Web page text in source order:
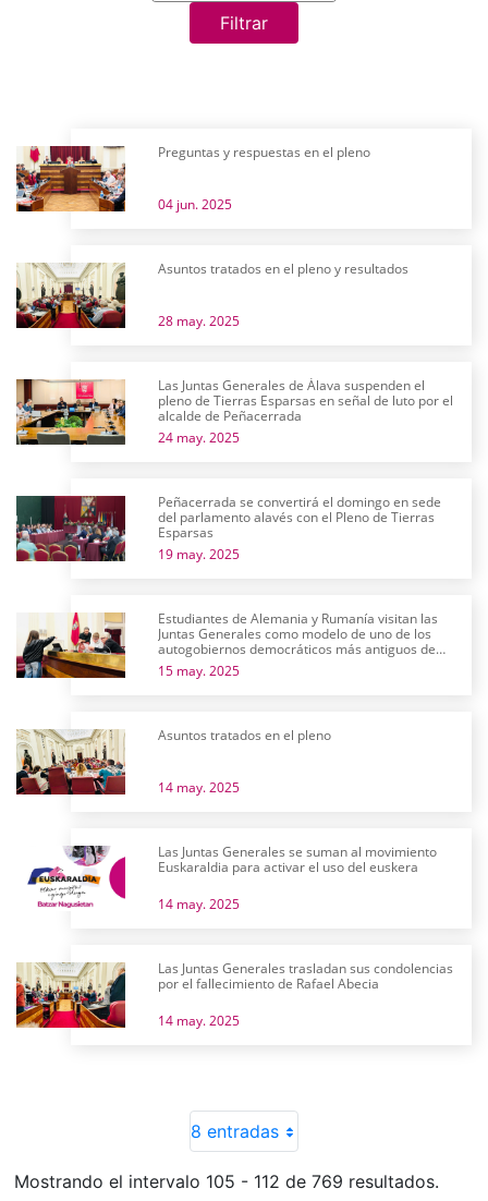
Filtrar
Preguntas y respuestas en el pleno
04 jun. 2025
Asuntos tratados en el pleno y resultados
28 may. 2025
Las Juntas Generales de Álava suspenden el
pleno de Tierras Esparsas en señal de luto por el
alcalde de Peñacerrada
24 may. 2025
Peñacerrada se convertirá el domingo en sede
del parlamento alavés con el Pleno de Tierras
Esparsas
19 may. 2025
Estudiantes de Alemania y Rumanía visitan las
Juntas Generales como modelo de uno de los
autogobiernos democráticos más antiguos de
Europa
15 may. 2025
Asuntos tratados en el pleno
14 may. 2025
Las Juntas Generales se suman al movimiento
Euskaraldia para activar el uso del euskera
14 may. 2025
Las Juntas Generales trasladan sus condolencias
por el fallecimiento de Rafael Abecia
14 may. 2025
8 entradas
Mostrando el intervalo 105 - 112 de 769 resultados.